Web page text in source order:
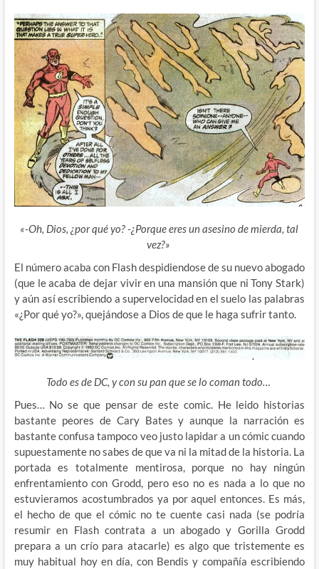
«-Oh, Dios, ¿por qué yo? -¿Porque eres un asesino de mierda, tal
vez?»
El número acaba con Flash despidiendose de su nuevo abogado
(que le acaba de dejar vivir en una mansión que ni Tony Stark)
y aún así escribiendo a supervelocidad en el suelo las palabras
«¿Por qué yo?», quejándose a Dios de que le haga sufrir tanto.
Todo es de DC, y con su pan que se lo coman todo…
Pues… No se que pensar de este comic. He leido historias
bastante peores de Cary Bates y aunque la narración es
bastante confusa tampoco veo justo lapidar a un cómic cuando
supuestamente no sabes de que va ni la mitad de la historia. La
portada es totalmente mentirosa, porque no hay ningún
enfrentamiento con Grodd, pero eso no es nada a lo que no
estuvieramos acostumbrados ya por aquel entonces. Es más,
el hecho de que el cómic no te cuente casi nada (se podría
resumir en Flash contrata a un abogado y Gorilla Grodd
prepara a un crío para atacarle) es algo que tristemente es
muy habitual hoy en día, con Bendis y compañía escribiendo